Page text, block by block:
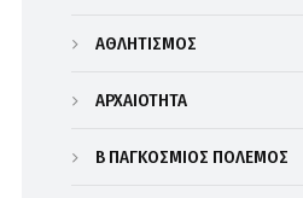
ΑΘΛΗΤΙΣΜΟΣ
ΑΡΧΑΙΟΤΗΤΑ
Β΄ ΠΑΓΚΟΣΜΙΟΣ ΠΟΛΕΜΟΣ